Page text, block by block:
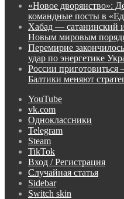
«Новое дворянство»:
командные посты в
Хабад — сатанинский
Новым мировым
Перемирие
удар по энергетике
России
Балтики меняют
YouTube
vk.com
Одноклассники
Telegram
Steam
TikTok
Вход / Регистрация
Случайная статья
Sidebar
Switch skin